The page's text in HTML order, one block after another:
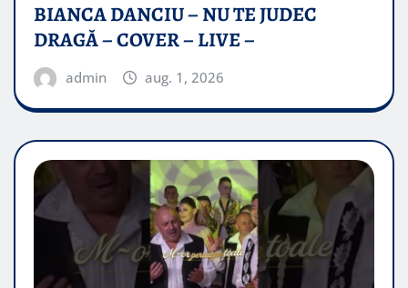
BIANCA DANCIU – NU TE JUDEC
DRAGĂ – COVER – LIVE –
admin aug. 1, 2026